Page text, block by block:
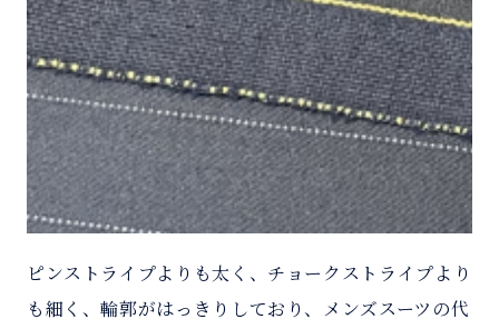
ピンストライプよりも太く、チョークストライプより
も細く、輪郭がはっきりしており、メンズスーツの代